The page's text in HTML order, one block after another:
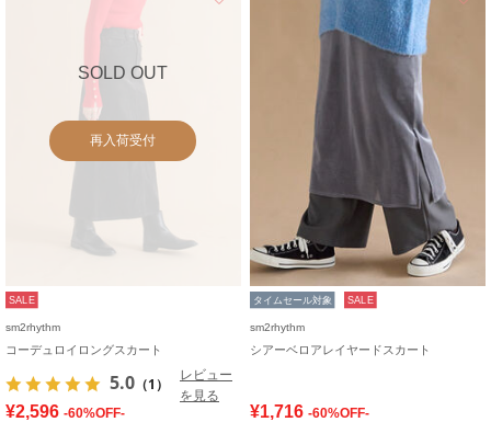
SOLD OUT
再入荷受付
SALE
sm2rhythm
コーデュロイロングスカート
5.0 （1）
レビュー
を見る
¥2,596 -60%OFF-
タイムセール対象 SALE
sm2rhythm
シアーベロアレイヤードスカート
¥1,716 -60%OFF-